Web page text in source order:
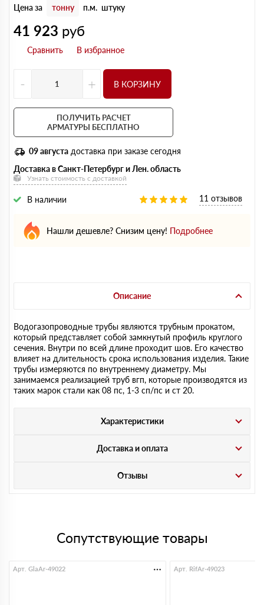
Цена за тонну п.м. штуку
41 923 руб
- + В КОРЗИНУ
ПОЛУЧИТЬ РАСЧЕТ
АРМАТУРЫ БЕСПЛАТНО
09 августа доставка при заказе сегодня
Доставка в Санкт-Петербург и Лен. область
Узнать стоимость с доставкой
В наличии 11 отзывов
Нашли дешевле? Снизим цену! Подробнее
Описание
Водогазопроводные трубы являются трубным прокатом,
который представляет собой замкнутый профиль круглого
сечения. Внутри по всей длине проходит шов. Его качество
влияет на длительность срока использования изделия. Такие
трубы измеряются по внутреннему диаметру. Мы
занимаемся реализацией труб вгп, которые производятся из
таких марок стали как 08 пс, 1-3 сп/пс и ст 20.
Характеристики
Доставка и оплата
Отзывы
Сопутствующие товары
Арт. GlaAr-49022 Арт. RifAr-49023